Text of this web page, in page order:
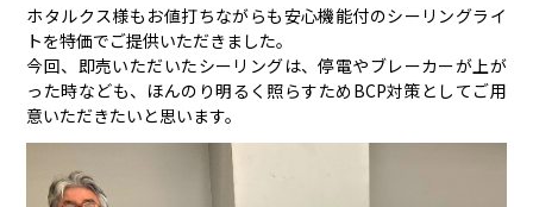
ホタルクス様もお値打ちながらも安心機能付のシーリングライ
トを特価でご提供いただきました。
今回、即売いただいたシーリングは、停電やブレーカーが上が
った時なども、ほんのり明るく照らすためBCP対策としてご用
意いただきたいと思います。